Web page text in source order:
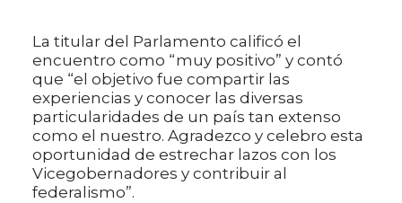
La titular del Parlamento calificó el
encuentro como “muy positivo” y contó
que “el objetivo fue compartir las
experiencias y conocer las diversas
particularidades de un país tan extenso
como el nuestro. Agradezco y celebro esta
oportunidad de estrechar lazos con los
Vicegobernadores y contribuir al
federalismo”.